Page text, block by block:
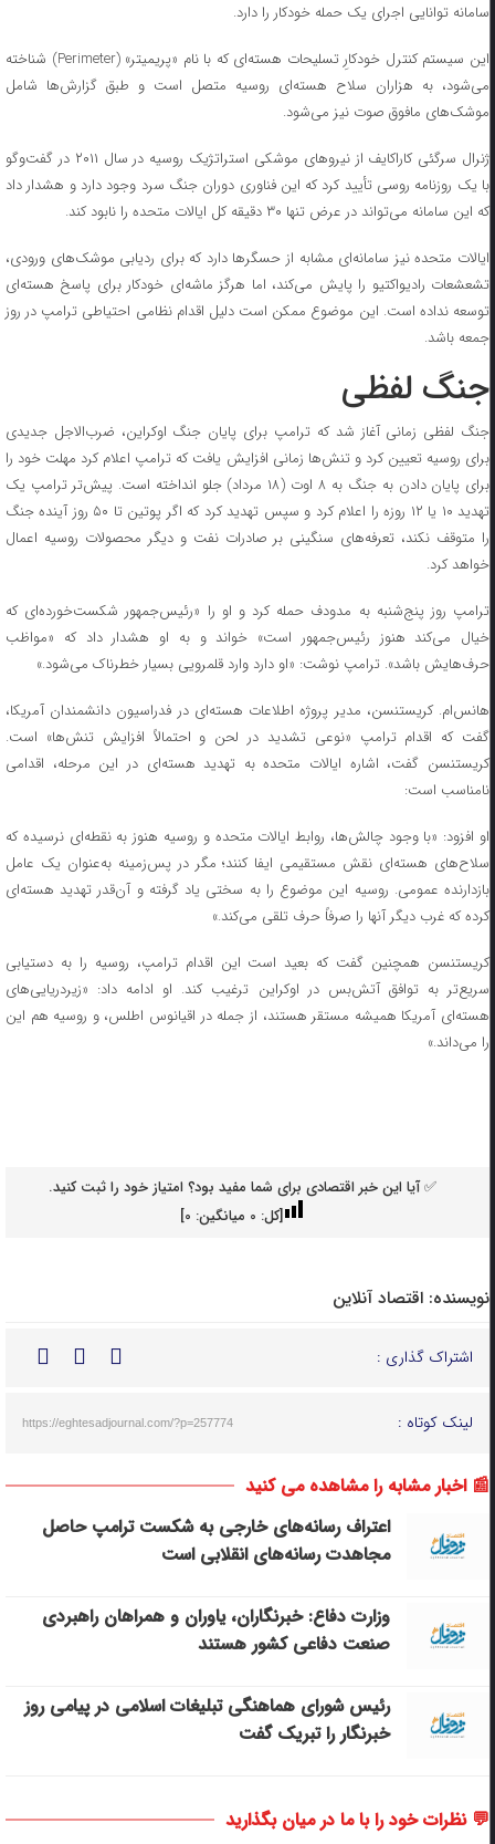
سامانه توانایی اجرای یک حمله خودکار را دارد.
این سیستم کنترل خودکارِ تسلیحات هسته‌ای که با نام «پریمیتر» (Perimeter) شناخته
می‌شود، به هزاران سلاح هسته‌ای روسیه متصل است و طبق گزارش‌ها شامل
موشک‌های مافوق صوت نیز می‌شود.
ژنرال سرگئی کاراکایف از نیرو‌های موشکی استراتژیک روسیه در سال ۲۰۱۱ در گفت‌و‌گو
با یک روزنامه روسی تأیید کرد که این فناوری دوران جنگ سرد وجود دارد و هشدار داد
که این سامانه می‌تواند در عرض تنها ۳۰ دقیقه کل ایالات متحده را نابود کند.
ایالات متحده نیز سامانه‌ای مشابه از حسگر‌ها دارد که برای ردیابی موشک‌های ورودی،
تشعشعات رادیواکتیو را پایش می‌کند، اما هرگز ماشه‌ای خودکار برای پاسخ هسته‌ای
توسعه نداده است. این موضوع ممکن است دلیل اقدام نظامی احتیاطی ترامپ در روز
جمعه باشد.
جنگ لفظی
جنگ لفظی زمانی آغاز شد که ترامپ برای پایان جنگ اوکراین، ضرب‌الاجل جدیدی
برای روسیه تعیین کرد و تنش‌ها زمانی افزایش یافت که ترامپ اعلام کرد مهلت خود را
برای پایان دادن به جنگ به ۸ اوت (۱۸ مرداد) جلو انداخته است. پیش‌تر ترامپ یک
تهدید ۱۰ یا ۱۲ روزه را اعلام کرد و سپس تهدید کرد که اگر پوتین تا ۵۰ روز آینده جنگ
را متوقف نکند، تعرفه‌های سنگینی بر صادرات نفت و دیگر محصولات روسیه اعمال
خواهد کرد.
ترامپ روز پنج‌شنبه به مدودف حمله کرد و او را «رئیس‌جمهور شکست‌خورده‌ای که
خیال می‌کند هنوز رئیس‌جمهور است» خواند و به او هشدار داد که «مواظب
حرف‌هایش باشد». ترامپ نوشت: «او دارد وارد قلمرویی بسیار خطرناک می‌شود.»
هانس‌ام. کریستنسن، مدیر پروژه اطلاعات هسته‌ای در فدراسیون دانشمندان آمریکا،
گفت که اقدام ترامپ «نوعی تشدید در لحن و احتمالاً افزایش تنش‌ها» است.
کریستنسن گفت، اشاره ایالات متحده به تهدید هسته‌ای در این مرحله، اقدامی
نامناسب است:
او افزود: «با وجود چالش‌ها، روابط ایالات متحده و روسیه هنوز به نقطه‌ای نرسیده که
سلاح‌های هسته‌ای نقش مستقیمی ایفا کنند؛ مگر در پس‌زمینه به‌عنوان یک عامل
بازدارنده عمومی. روسیه این موضوع را به سختی یاد گرفته و آن‌قدر تهدید هسته‌ای
کرده که غرب دیگر آنها را صرفاً حرف تلقی می‌کند.»
کریستنسن همچنین گفت که بعید است این اقدام ترامپ، روسیه را به دستیابی
سریع‌تر به توافق آتش‌بس در اوکراین ترغیب کند. او ادامه داد: «زیردریایی‌های
هسته‌ای آمریکا همیشه مستقر هستند، از جمله در اقیانوس اطلس، و روسیه هم این
را می‌داند.»
✅ آیا این خبر اقتصادی برای شما مفید بود؟ امتیاز خود را ثبت کنید.
[کل: 0میانگین: 0
]
نویسنده: اقتصاد آنلاین
اشتراک گذاری :
لینک کوتاه : https://eghtesadjournal.com/?p=257774
📰 اخبار مشابه را مشاهده می کنید
اعتراف رسانه‌های خارجی به شکست ترامپ حاصل
مجاهدت رسانه‌های انقلابی است
وزارت دفاع: خبرنگاران، یاوران و همراهان راهبردی
صنعت دفاعی کشور هستند
رئیس شورای هماهنگی تبلیغات اسلامی در پیامی روز
خبرنگار را تبریک گفت
💬 نظرات خود را با ما در میان بگذارید